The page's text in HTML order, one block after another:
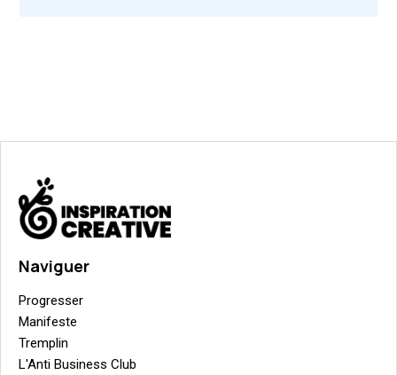
Naviguer
Progresser
Manifeste
Tremplin
L'Anti Business Club